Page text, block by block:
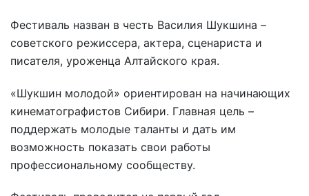
Фестиваль назван в честь Василия Шукшина –
советского режиссера, актера, сценариста и
писателя, уроженца Алтайского края.
«Шукшин молодой» ориентирован на начинающих
кинематографистов Сибири. Главная цель –
поддержать молодые таланты и дать им
возможность показать свои работы
профессиональному сообществу.